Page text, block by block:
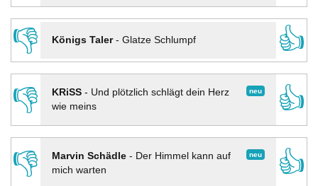
👎
Königs Taler- Glatze Schlumpf
👍
👎
neu
KRiSS- Und plötzlich schlägt dein Herz
wie meins
👍
👎 neu
Marvin Schädle- Der Himmel kann auf
mich warten
👍